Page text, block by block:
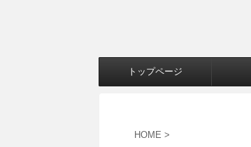
トップページ
HOME >